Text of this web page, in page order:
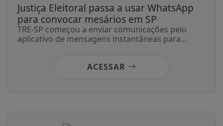
Justiça Eleitoral passa a usar WhatsApp
para convocar mesários em SP
TRE-SP começou a enviar comunicações pelo
aplicativo de mensagens instantâneas para...
ACESSAR